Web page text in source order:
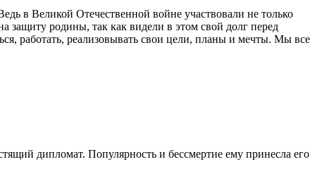
в Великой Отечественной войне участвовали не только
родины, так как видели в этом свой долг перед
работать, реализовывать свои цели, планы и мечты. Мы все
дипломат. Популярность и бессмертие ему принесла его